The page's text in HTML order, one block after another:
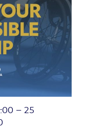
– 25